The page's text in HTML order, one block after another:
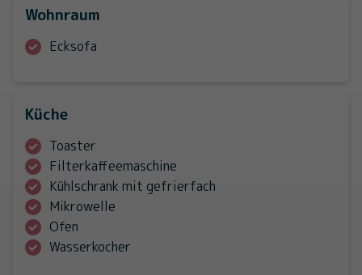
Wohnraum
Ecksofa
Küche
Toaster
Filterkaffeemaschine
Kühlschrank mit gefrierfach
Mikrowelle
Ofen
Wasserkocher